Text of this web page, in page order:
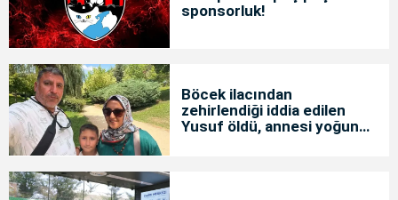
sponsorluk!
Böcek ilacından
zehirlendiği iddia edilen
Yusuf öldü, annesi yoğun